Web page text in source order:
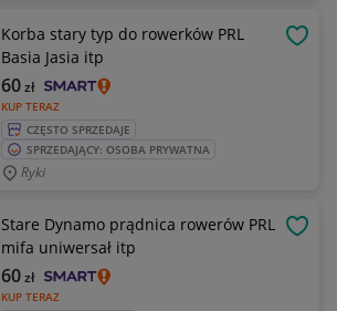
Korba stary typ do rowerków PRL
Basia Jasia itp
KUP TERAZ
60zł
CZĘSTO SPRZEDAJE
SPRZEDAJĄCY: OSOBA PRYWATNA
Ryki
Stare Dynamo prądnica rowerów PRL
mifa uniwersał itp
KUP TERAZ
60zł